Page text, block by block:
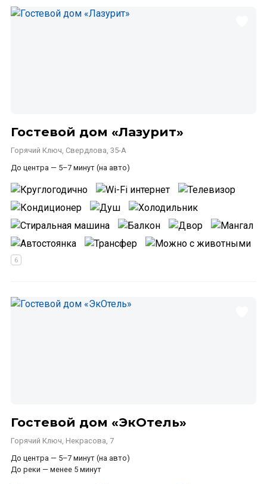
Гостевой дом «Лазурит»
Горячий Ключ, Свердлова, 35-А
До центра — 5–7 минут (на авто)
Гостевой дом «ЭкОтель»
Горячий Ключ, Некрасова, 7
До центра — 5–7 минут (на авто)
До реки — менее 5 минут